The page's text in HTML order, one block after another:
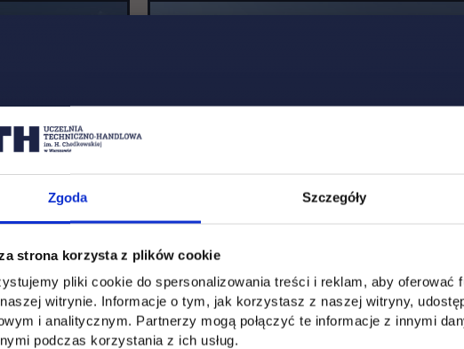
Zgoda Szczegóły
strona korzysta z plików cookie
pliki cookie do spersonalizowania treści i reklam, aby oferować
witrynie. Informacje o tym, jak korzystasz z naszej witryny,
i analitycznym. Partnerzy mogą połączyć te informacje z innymi
podczas korzystania z ich usług.